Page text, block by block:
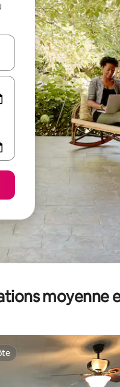
vers le haut et vers le bas
moyenne